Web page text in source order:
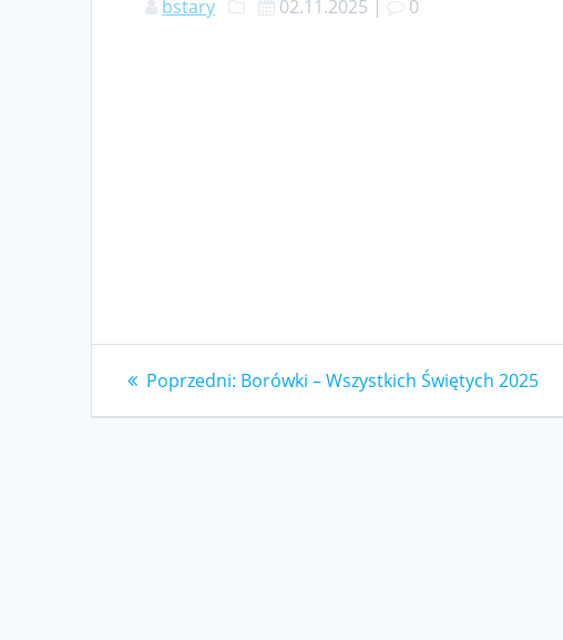
bstary 02.11.2025 | 0
Nawigacja
wpisu
Poprzedni: Poprzedni
Borówki – Wszystkich Świętych 2025